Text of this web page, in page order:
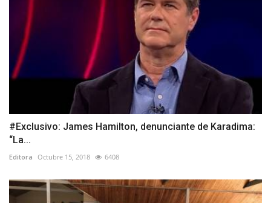
#Exclusivo: James Hamilton, denunciante de Karadima:
“La...
Editora Octubre 15, 2018 6408